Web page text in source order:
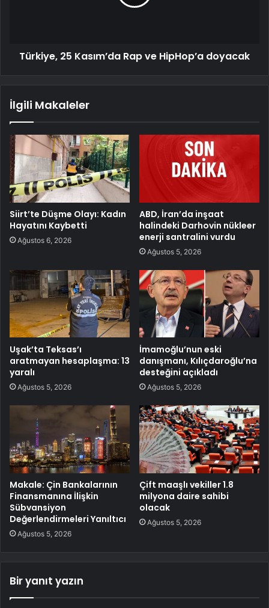
Türkiye, 25 Kasım’da Rap ve HipHop’a doyacak
İlgili Makaleler
Siirt’te Düşme Olayı: Kadın
Hayatını Kaybetti
Ağustos 6, 2026
ABD, İran’da inşaat
halindeki Darhovin nükleer
enerji santralini vurdu
Ağustos 5, 2026
Uşak’ta Teksas’ı
aratmayan hesaplaşma: 13
yaralı
Ağustos 5, 2026
İmamoğlu’nun eski
danışmanı, Kılıçdaroğlu’na
desteğini açıkladı
Ağustos 5, 2026
Makale: Çin Bankalarının
Finansmanına İlişkin
Sübvansiyon
Değerlendirmeleri Yanıltıcı
Ağustos 5, 2026
Çift maaşlı vekiller 1.8
milyona daire sahibi
olacak
Ağustos 5, 2026
Bir yanıt yazın